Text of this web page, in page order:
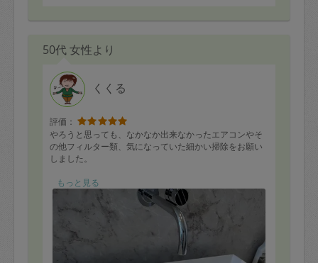
50代 女性より
くくる
評価：
やろうと思っても、なかなか出来なかったエアコンやそ
の他フィルター類、気になっていた細かい掃除をお願い
しました。
間にお掃除のコツや子供料理の作り分け方なども教えて
子供にも優しく接してくださったので、すぐ慣れてお掃
除をするのを近くで見せていただいたり、逆におもちゃ
を見て〜と相手をしていただいたり。子供も嬉しそうで
もっと見る